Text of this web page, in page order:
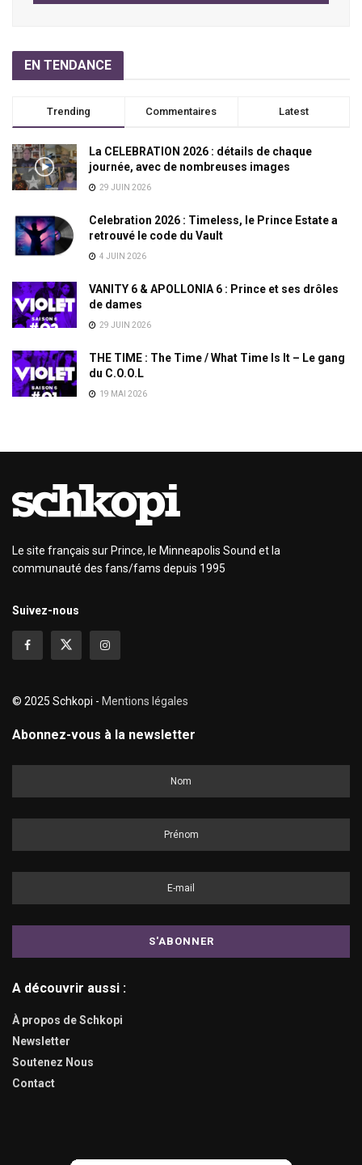
EN TENDANCE
Trending Commentaires Latest
La CELEBRATION 2026 : détails de chaque
journée, avec de nombreuses images
29 JUIN 2026
Celebration 2026 : Timeless, le Prince Estate a
retrouvé le code du Vault
4 JUIN 2026
VANITY 6 & APOLLONIA 6 : Prince et ses drôles
de dames
29 JUIN 2026
THE TIME : The Time / What Time Is It – Le gang
du C.O.O.L
19 MAI 2026
Le site français sur Prince, le Minneapolis Sound et la
communauté des fans/fams depuis 1995
Suivez-nous
© 2025 Schkopi - Mentions légales
Abonnez-vous à la newsletter
A découvrir aussi :
À propos de Schkopi
Newsletter
Soutenez Nous
Contact